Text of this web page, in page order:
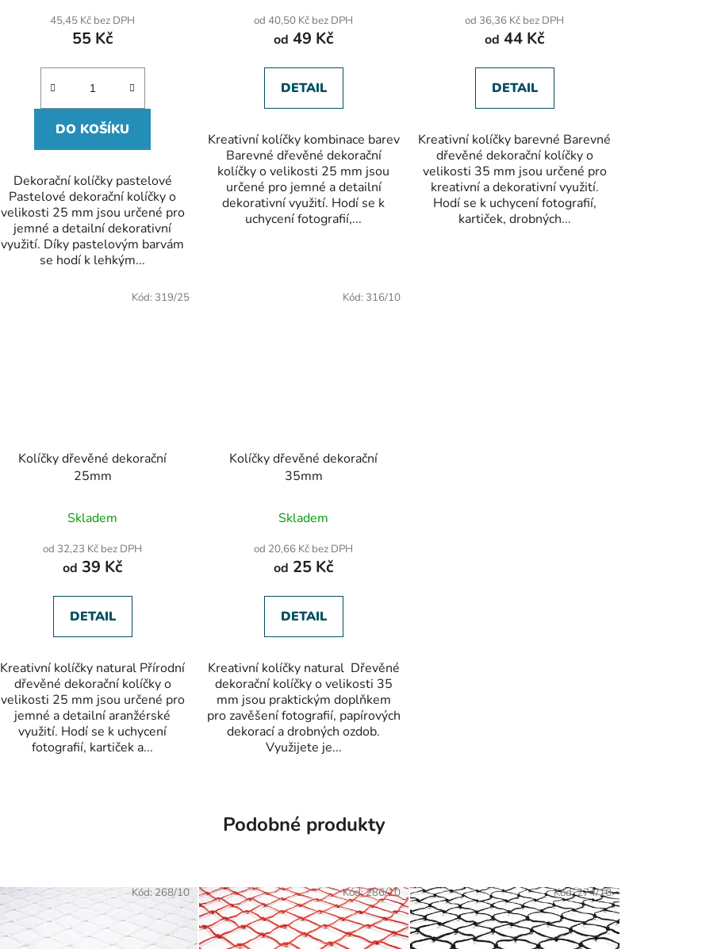
45,45 Kč bez DPH
55 Kč
DO KOŠÍKU
Dekorační kolíčky pastelové
Pastelové dekorační kolíčky o
velikosti 25 mm jsou určené pro
jemné a detailní dekorativní
využití. Díky pastelovým barvám
se hodí k lehkým...
od 40,50 Kč bez DPH
od 49 Kč
DETAIL
Kreativní kolíčky kombinace barev
Barevné dřevěné dekorační
kolíčky o velikosti 25 mm jsou
určené pro jemné a detailní
dekorativní využití. Hodí se k
uchycení fotografií,...
od 36,36 Kč bez DPH
od 44 Kč
DETAIL
Kreativní kolíčky barevné Barevné
dřevěné dekorační kolíčky o
velikosti 35 mm jsou určené pro
kreativní a dekorativní využití.
Hodí se k uchycení fotografií,
kartiček, drobných...
Kolíčky dřevěné dekorační
25mm
Skladem
od 32,23 Kč bez DPH
od 39 Kč
DETAIL
Kreativní kolíčky natural Přírodní
dřevěné dekorační kolíčky o
velikosti 25 mm jsou určené pro
jemné a detailní aranžérské
využití. Hodí se k uchycení
fotografií, kartiček a...
Kód: 319/25
Kolíčky dřevěné dekorační
35mm
Skladem
od 20,66 Kč bez DPH
od 25 Kč
DETAIL
Kreativní kolíčky natural Dřevěné
dekorační kolíčky o velikosti 35
mm jsou praktickým doplňkem
pro zavěšení fotografií, papírových
dekorací a drobných ozdob.
Využijete je...
Kód: 316/10
Podobné produkty
Kód:268/10 Kód:286/10 Kód:274/10